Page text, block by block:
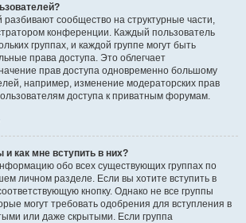
разбивают сообщество на структурные части,
конференции. Каждый пользователь
группах, и каждой группе могут быть
права доступа. Это облегчает
прав доступа одновременно большому
например, изменение модераторских прав
доступа к приватным форумам.
и как мне вступить в них?
обо всех существующих группах по
личном разделе. Если вы хотите вступить в
кнопку. Однако не все группы
могут требовать одобрения для вступления в
или даже скрытыми. Если группа